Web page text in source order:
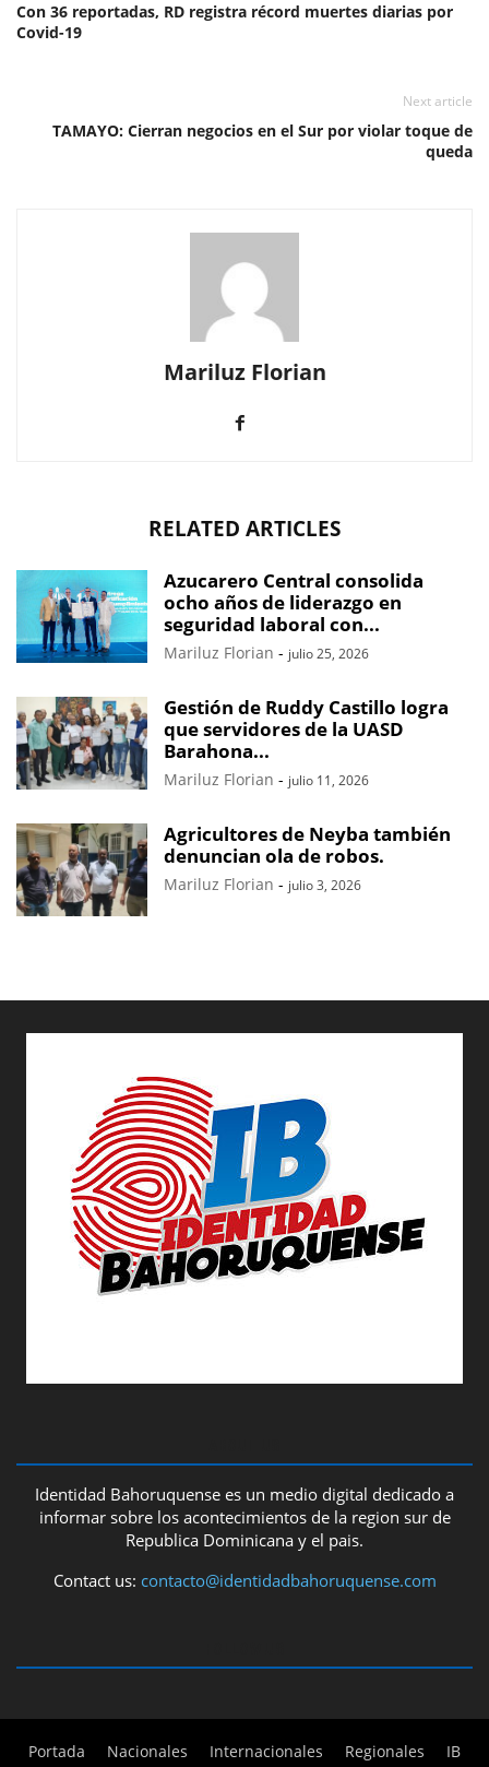
Con 36 reportadas, RD registra récord muertes diarias por
Covid-19
Next article
TAMAYO: Cierran negocios en el Sur por violar toque de
queda
Mariluz Florian
RELATED ARTICLES
Azucarero Central consolida
ocho años de liderazgo en
seguridad laboral con...
Mariluz Florian - julio 25, 2026
Gestión de Ruddy Castillo logra
que servidores de la UASD
Barahona...
Mariluz Florian - julio 11, 2026
Agricultores de Neyba también
denuncian ola de robos.
Mariluz Florian - julio 3, 2026
Identidad Bahoruquense es un medio digital dedicado a
informar sobre los acontecimientos de la region sur de
Republica Dominicana y el pais.
Contact us: contacto@identidadbahoruquense.com
Portada Nacionales Internacionales Regionales IB